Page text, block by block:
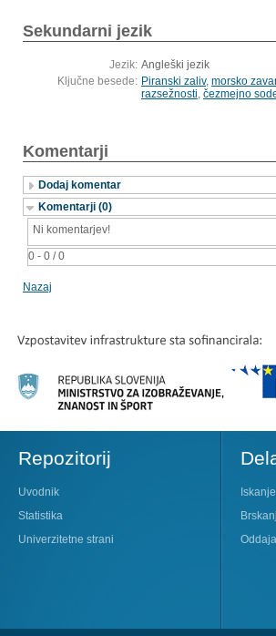
Sekundarni jezik
Jezik: Angleški jezik
Ključne besede: Piranski zaliv, morsko
razsežnosti, čezmejno
Komentarji
Dodaj komentar
Komentarji (0)
0 - 0 / 0
Ni komentarjev!
Nazaj
Repozitorij
Uvodnik
Statistika
Univerzitetne strani
Iskanje